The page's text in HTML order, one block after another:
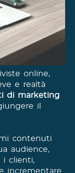
online,
e realtà
di marketing
il
contenuti
audience,
i clienti,
incrementare